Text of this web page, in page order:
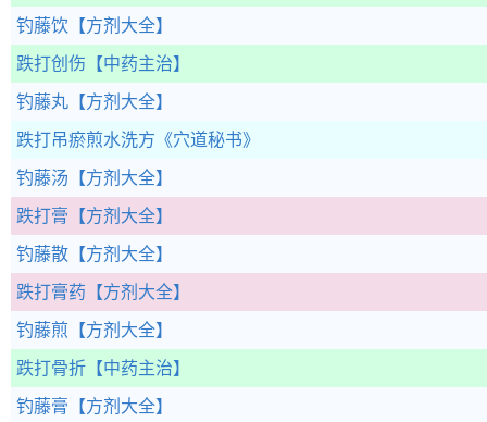
钓藤饮 【方剂大全】
跌打创伤 【中药主治】
钓藤丸 【方剂大全】
跌打吊瘀煎水洗方 《穴道秘书》
钓藤汤 【方剂大全】
跌打膏 【方剂大全】
钓藤散 【方剂大全】
跌打膏药 【方剂大全】
钓藤煎 【方剂大全】
跌打骨折 【中药主治】
钓藤膏 【方剂大全】